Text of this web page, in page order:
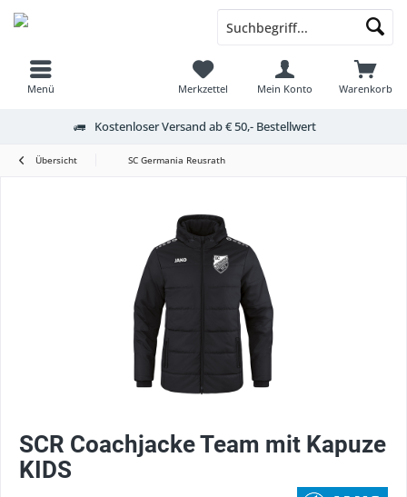
Menü Warenkorb
Merkzettel Mein Konto
Kostenloser Versand ab € 50,- Bestellwert
Übersicht SC Germania Reusrath
SCR Coachjacke Team mit Kapuze
KIDS